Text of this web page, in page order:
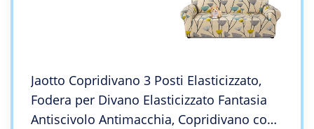
Jaotto Copridivano 3 Posti Elasticizzato,
Fodera per Divano Elasticizzato Fantasia
Antiscivolo Antimacchia, Copridivano con